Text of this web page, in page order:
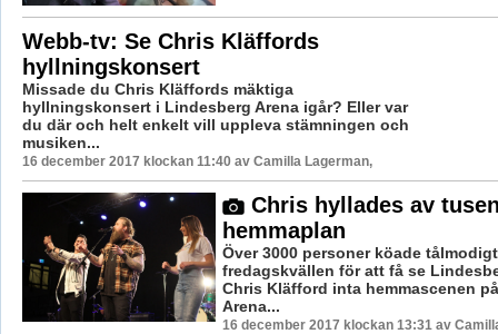
Webb-tv: Se Chris Kläffords
hyllningskonsert
Missade du Chris Kläffords mäktiga
hyllningskonsert i Lindesberg Arena igår? Eller var
du där och helt enkelt vill uppleva stämningen och
musiken...
16 december 2017 klockan 11:40 av Camilla Lagerman,
Chris hyllades av
hemmaplan
Över 3000 personer köade
fredagskvällen för att få se
Chris Kläfford inta hemmascenen
Arena...
16 december 2017 klockan 13:31 av